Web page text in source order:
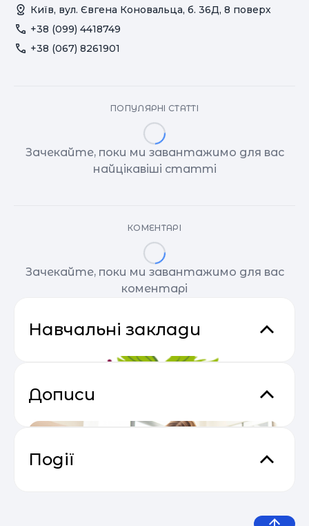
Київ, вул. Євгена Коновальца, б. 36Д, 8 поверх
+38 (099) 4418749
+38 (067) 8261901
ПОПУЛЯРНІ СТАТТІ
Зачекайте, поки ми завантажимо для вас
найцікавіші статті
КОМЕНТАРІ
Зачекайте, поки ми завантажимо для вас
коментарі
Навчальні заклади
Дописи
Події